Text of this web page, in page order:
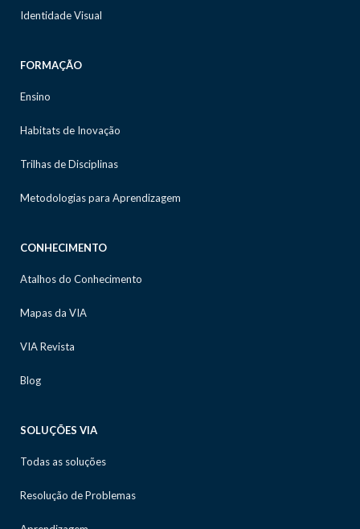
Identidade Visual
FORMAÇÃO
Ensino
Habitats de Inovação
Trilhas de Disciplinas
Metodologias para Aprendizagem
CONHECIMENTO
Atalhos do Conhecimento
Mapas da VIA
VIA Revista
Blog
SOLUÇÕES VIA
Todas as soluções
Resolução de Problemas